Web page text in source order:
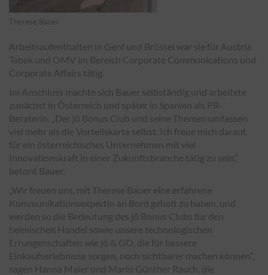
Therese Bauer 
Arbeitsaufenthalten in Genf und Brüssel war sie für Austria
Tabak und OMV im Bereich Corporate Communications und
Corporate Affairs tätig.
Im Anschluss machte sich Bauer selbständig und arbeitete
zunächst in Österreich und später in Spanien als PR-
Beraterin. „Der jö Bonus Club und seine Themen umfassen
viel mehr als die Vorteilskarte selbst. Ich freue mich darauf,
für ein österreichisches Unternehmen mit viel
Innovationskraft in einer Zukunftsbranche tätig zu sein,“
betont Bauer.
„Wir freuen uns, mit Therese Bauer eine erfahrene
Kommunikationsexpertin an Bord geholt zu haben, und
werden so die Bedeutung des jö Bonus Clubs für den
heimischen Handel sowie unsere technologischen
Errungenschaften wie jö & GO, die für bessere
Einkaufserlebnisse sorgen, noch sichtbarer machen können“,
sagen Hanna Maier und Mario Günther Rauch, die